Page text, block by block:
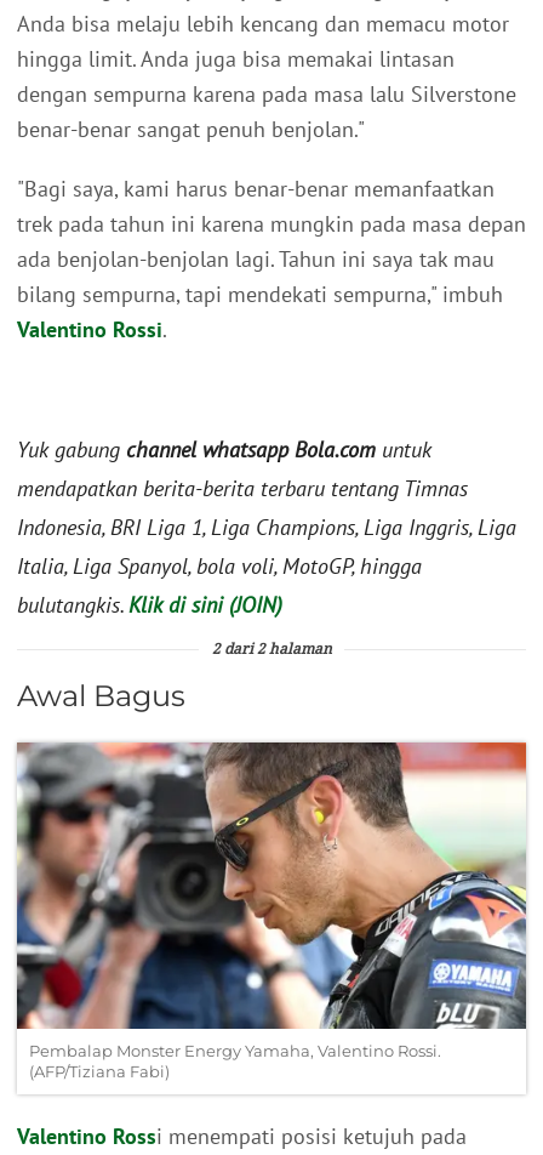
Anda bisa melaju lebih kencang dan memacu motor
hingga limit. Anda juga bisa memakai lintasan
dengan sempurna karena pada masa lalu Silverstone
benar-benar sangat penuh benjolan."
"Bagi saya, kami harus benar-benar memanfaatkan
trek pada tahun ini karena mungkin pada masa depan
ada benjolan-benjolan lagi. Tahun ini saya tak mau
bilang sempurna, tapi mendekati sempurna," imbuh
Valentino Rossi.
Yuk gabung channel whatsapp Bola.com untuk
mendapatkan berita-berita terbaru tentang Timnas
Indonesia, BRI Liga 1, Liga Champions, Liga Inggris, Liga
Italia, Liga Spanyol, bola voli, MotoGP, hingga
bulutangkis.Klik di sini (JOIN)
2 dari 2 halaman
Awal Bagus
Pembalap Monster Energy Yamaha, Valentino Rossi.
(AFP/Tiziana Fabi)
Valentino Rossi menempati posisi ketujuh pada